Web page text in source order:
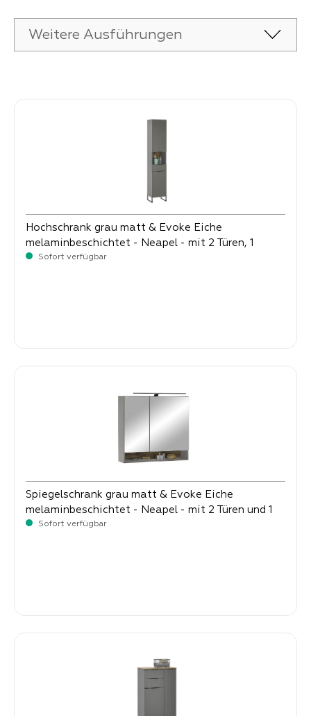
Weitere Ausführungen
Hochschrank grau matt & Evoke Eiche
melaminbeschichtet - Neapel - mit 2 Türen, 1
Schubkasten und 1 offenen Fach
Sofort verfügbar
Spiegelschrank grau matt & Evoke Eiche
melaminbeschichtet - Neapel - mit 2 Türen und 1
offenen Fach
Sofort verfügbar